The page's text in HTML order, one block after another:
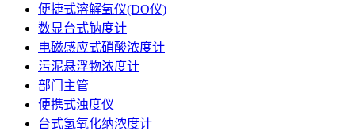
便捷式溶解氧仪(DO仪)
数显台式钠度计
电磁感应式硝酸浓度计
污泥悬浮物浓度计
部门主管
便携式浊度仪
台式氢氧化纳浓度计